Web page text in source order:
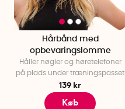
Hårbånd med
opbevaringslomme
Håller nøgler og høretelefoner
på plads under træningspasset
139 kr
Køb